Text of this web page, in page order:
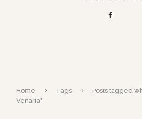
Home Tags
Posts tagged
Venaria"